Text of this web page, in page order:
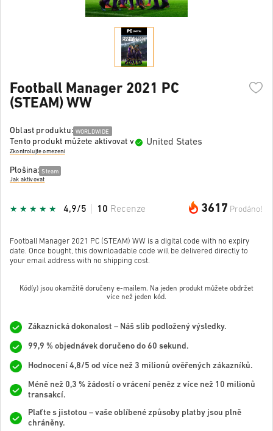
Football Manager 2021 PC
(STEAM) WW
Oblast produktu: WORLDWIDE
Tento produkt můžete aktivovat v United States
Zkontrolujte omezení
Plošina: Steam
Jak aktivovat
3617 Prodáno!
4,9/5 10 Recenze
Football Manager 2021 PC (STEAM) WW is a digital code with no expiry
date. Once bought, this downloadable code will be delivered directly to
your email address with no shipping cost.
Kód(y) jsou okamžitě doručeny e-mailem. Na jeden produkt můžete obdržet
více než jeden kód.
Zákaznická dokonalost – Náš slib podložený výsledky.
99,9 % objednávek doručeno do 60 sekund.
Hodnocení 4,8/5 od více než 3 milionů ověřených zákazníků.
Méně než 0,3 % žádostí o vrácení peněz z více než 10 milionů
transakcí.
Plaťte s jistotou – vaše oblíbené způsoby platby jsou plně
chráněny.